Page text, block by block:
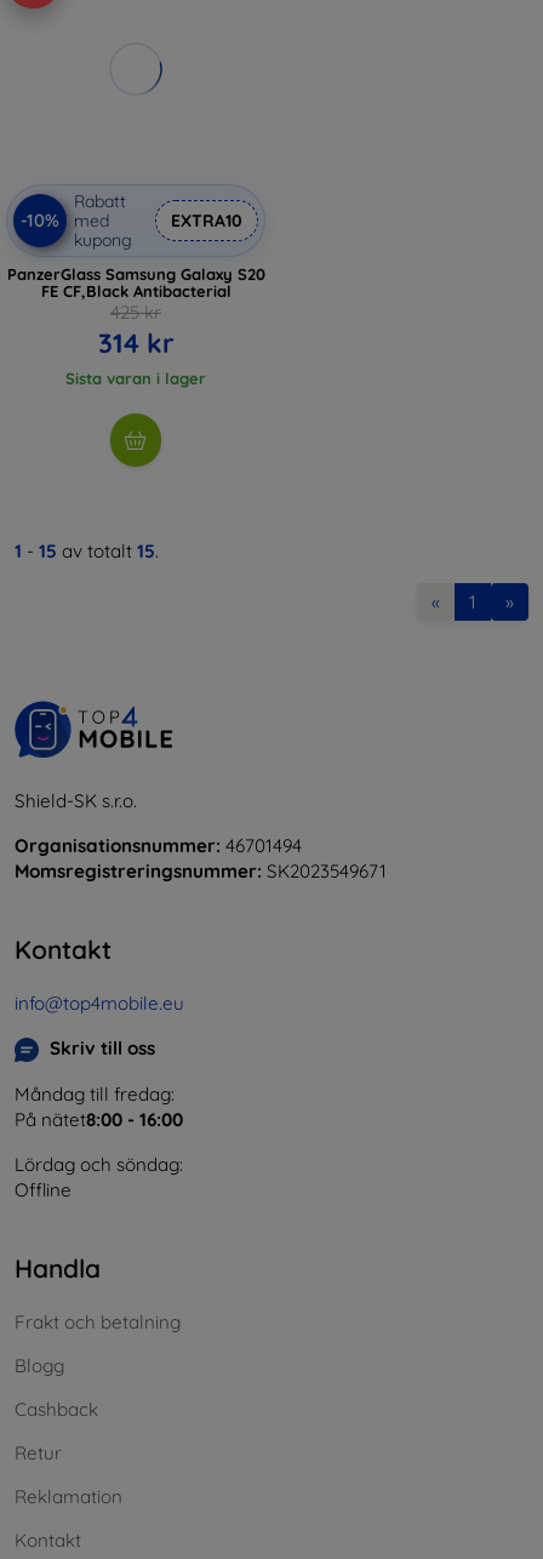
-10%
Rabatt
med
kupong
EXTRA10
PanzerGlass Samsung Galaxy S20
FE CF,Black Antibacterial
425 kr
314 kr
Sista varan i lager
1 - 15 av totalt 15.
« 1 »
Shield-SK s.r.o.
Organisationsnummer: 46701494
Momsregistreringsnummer: SK2023549671
Kontakt
info@top4mobile.eu
Skriv till oss
Måndag till fredag:
På nätet8:00 - 16:00
Lördag och söndag:
Offline
Handla
Frakt och betalning
Blogg
Cashback
Retur
Reklamation
Kontakt